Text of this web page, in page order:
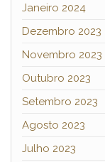
Janeiro 2024
Dezembro 2023
Novembro 2023
Outubro 2023
Setembro 2023
Agosto 2023
Julho 2023